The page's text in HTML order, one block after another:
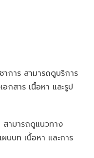
การ สามารถดูบริการ
กสาร เนื้อหา และรูป
สามารถดูแนวทาง
นบท เนื้อหา และการ